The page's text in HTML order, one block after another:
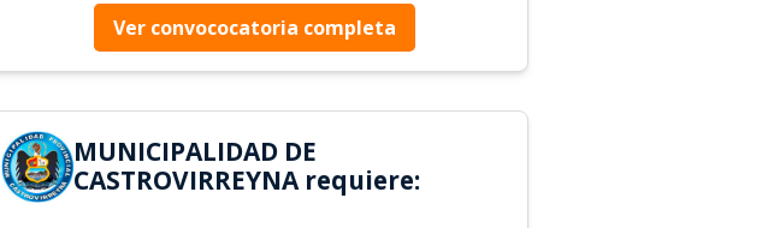
Ver convococatoria completa
MUNICIPALIDAD DE
CASTROVIRREYNA requiere: